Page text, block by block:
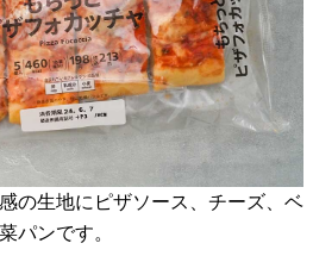
の生地にピザソース、チーズ、ベ
パンです。